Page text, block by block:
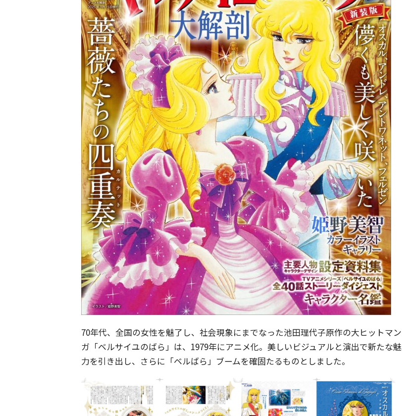
70年代、全国の女性を魅了し、社会現象にまでなった池田理代子原作の大ヒットマン
ガ「ベルサイユのばら」は、1979年にアニメ化。美しいビジュアルと演出で新たな魅
力を引き出し、さらに「ベルばら」ブームを確固たるものとしました。